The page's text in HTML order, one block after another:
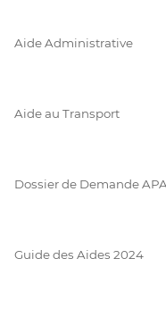
Aide Administrative
Aide au Transport
Dossier de Demande APA
Guide des Aides 2024